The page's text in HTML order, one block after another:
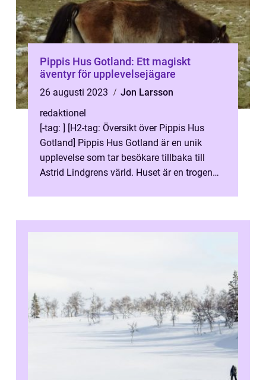
Pippis Hus Gotland: Ett magiskt
äventyr för upplevelsejägare
26 augusti 2023
Jon Larsson
redaktionel
[-tag: ] [H2-tag: Översikt över Pippis Hus
Gotland] Pippis Hus Gotland är en unik
upplevelse som tar besökare tillbaka till
Astrid Lindgrens värld. Huset är en trogen